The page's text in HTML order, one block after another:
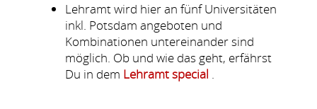
Lehramt wird hier an fünf Universitäten
inkl. Potsdam angeboten und
Kombinationen untereinander sind
möglich. Ob und wie das geht, erfährst
Du in dem Lehramt special .